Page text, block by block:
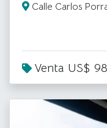
Calle Carlos
Venta US$